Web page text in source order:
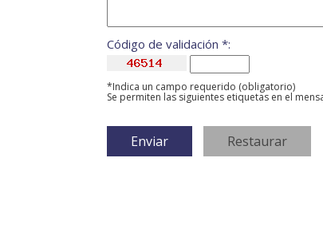
Código de validación *:
*Indica un campo requerido (obligatorio)
Se permiten las siguientes etiquetas en el